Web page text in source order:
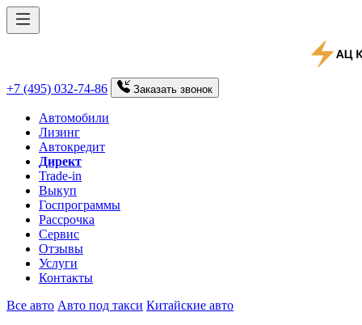
+7 (495) 032-74-86 Заказать звонок
Автомобили
Лизинг
Автокредит
Директ
Trade-in
Выкуп
Госпрограммы
Рассрочка
Сервис
Отзывы
Услуги
Контакты
Все авто Авто под такси Китайские авто